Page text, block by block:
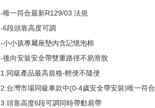
-唯一符合最新R129/03 法規
-6段頭靠高度可調
-小小孩專屬座墊內含記憶泡棉
-後向安裝安全帶雙重路徑不易滑脫
1.同級產品最高規格-輕便不隨便
2.台灣市場同級車款中(0-4歲安全帶安裝)唯一符
3.頭靠高度6段可調同時帶動肩帶